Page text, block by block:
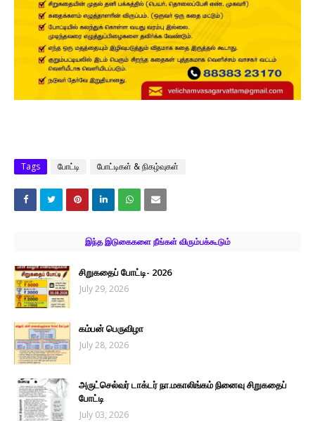
Tags போட்டி போட்டிகள் & நிகழ்வுகள்
இந்த இடுகைகளை நீங்கள் விரும்பக்கூடும்
சிறுகதைப் போட்டி- 2026
July 29, 2026
கம்பன் பெருவிழா
July 28, 2026
அருட்செல்வர் டாக்டர் நா.மகாலிங்கம் நினைவு சிறுகதைப்
போட்டி
July 03, 2026